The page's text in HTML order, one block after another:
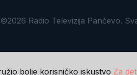
©2026 Radio Televizija Pančevo.
bolje korisničko iskustvo Za